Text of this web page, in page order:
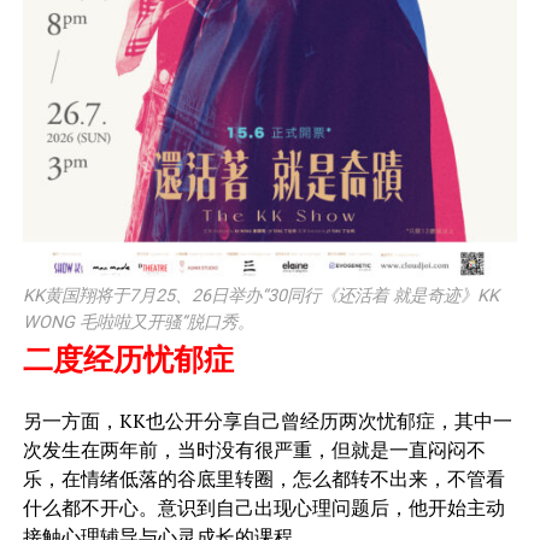
KK黄国翔将于7月25、26日举办“30同行《还活着 就是奇迹》KK
WONG 毛啦啦又开骚”脱口秀。
二度经历忧郁症
另一方面，KK也公开分享自己曾经历两次忧郁症，其中一
次发生在两年前，当时没有很严重，但就是一直闷闷不
乐，在情绪低落的谷底里转圈，怎么都转不出来，不管看
什么都不开心。意识到自己出现心理问题后，他开始主动